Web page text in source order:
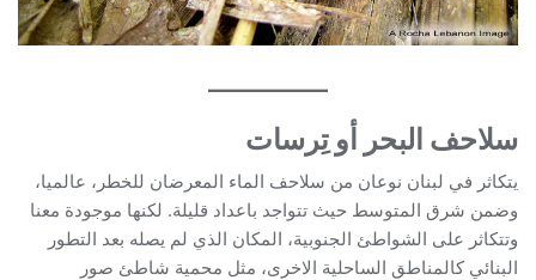
سلاحف البحر أو تِرسات
يتكاثر في لبنان نوعان من سلاحف الماء المعرضان للخطر، عالميا،
وضمن شرق المتوسط حيث تتواجد باعداد قليلة. لكنها موجودة معنا
وتتكاثر على الشواطئ الجنوبية، المكان الذي لم يصله بعد التطور
البنائي كالمناطق الساحلية الاخرى، مثل محمية شاطئ صور